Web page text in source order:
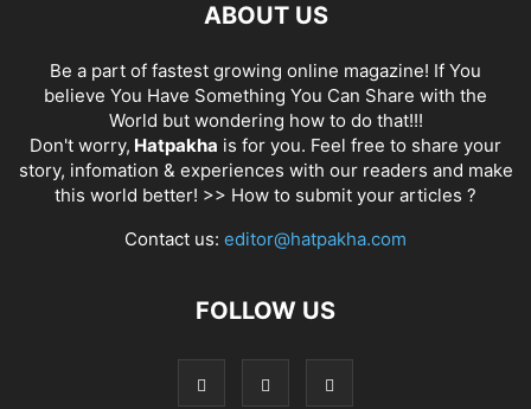
ABOUT US
Be a part of fastest growing online magazine! If You
believe You Have Something You Can Share with the
World but wondering how to do that!!!
Don't worry, Hatpakha is for you. Feel free to share your
story, infomation & experiences with our readers and make
this world better! >> How to submit your articles ?
Contact us: editor@hatpakha.com
FOLLOW US